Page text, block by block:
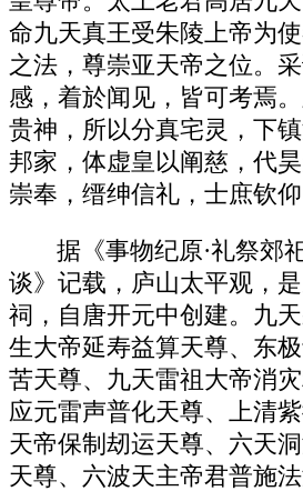
命九天真王受朱陵上帝为
之法，尊崇亚天帝之位。
感，着於闻见，皆可考焉
贵神，所以分真宅灵，下
邦家，体虚皇以阐慈，代
崇奉，缙绅信礼，士庶钦仰
据《事物纪原·礼祭郊
谈》记载，庐山太平观，
祠，自唐开元中创建。九
生大帝延寿益算天尊、东
苦天尊、九天雷祖大帝消
应元雷声普化天尊、上清
天帝保制刼运天尊、六天
天尊、六波天主帝君普施